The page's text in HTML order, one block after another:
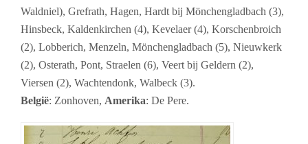
Waldniel), Grefrath, Hagen, Hardt bij Mönchengladbach (3),
Hinsbeck, Kaldenkirchen (4), Kevelaer (4), Korschenbroich
(2), Lobberich, Menzeln, Mönchengladbach (5), Nieuwkerk
(2), Osterath, Pont, Straelen (6), Veert bij Geldern (2),
Viersen (2), Wachtendonk, Walbeck (3).
België: Zonhoven, Amerika: De Pere.